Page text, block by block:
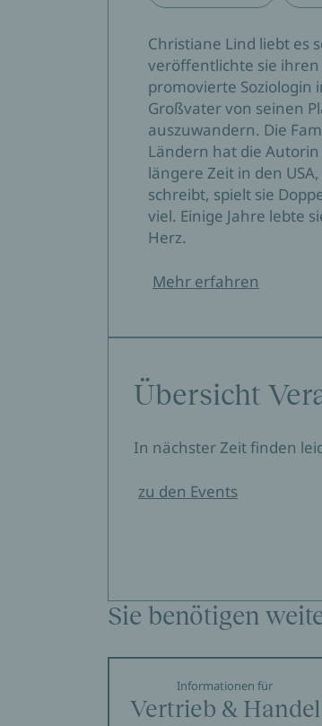
Christiane Lind liebt es
veröffentlichte sie
promovierte Soziologin
Großvater von seinen
auszuwandern. Die
Ländern hat die
längere Zeit in den
schreibt, spielt sie
viel. Einige Jahre lebte
Herz.
Mehr erfahren
Übersicht
In nächster Zeit finden
zu den Events
Sie benötigen
Informationen für
Vertrieb & Handel